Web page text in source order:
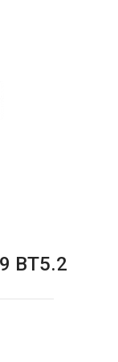
BT5.2